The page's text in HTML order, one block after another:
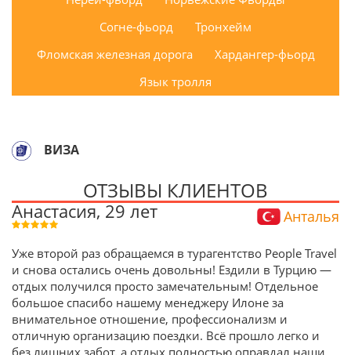
Согне-фьорд
Тронхейм
Фломская железная дорога
Хардангер-фьорд
Язык тролля
ВИЗА
ОТЗЫВЫ КЛИЕНТОВ
Анастасия, 29 лет Анталья
Уже второй раз обращаемся в турагентство People Travel
и снова остались очень довольны! Ездили в Турцию —
отдых получился просто замечательным! Отдельное
большое спасибо нашему менеджеру Илоне за
внимательное отношение, профессионализм и
отличную организацию поездки. Всё прошло легко и
без лишних забот, а отдых полностью оправдал наши